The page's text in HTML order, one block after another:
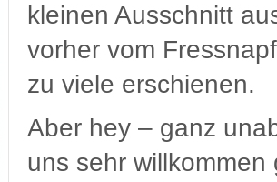
kleinen Ausschnitt
vorher vom
zu viele erschienen.
Aber hey – ganz
uns sehr